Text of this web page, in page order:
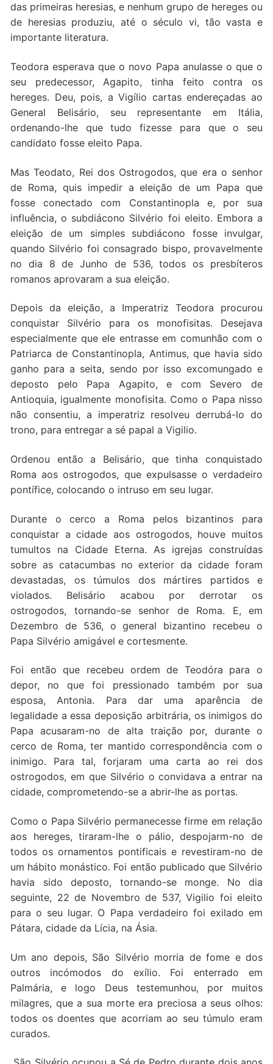
das primeiras heresias, e nenhum grupo de hereges ou
de heresias produziu, até o século vi, tão vasta e
importante literatura.
Teodora esperava que o novo Papa anulasse o que o
seu predecessor, Agapito, tinha feito contra os
hereges. Deu, pois, a Vigílio cartas endereçadas ao
General Belisário, seu representante em Itália,
ordenando-lhe que tudo fizesse para que o seu
candidato fosse eleito Papa.
Mas Teodato, Rei dos Ostrogodos, que era o senhor
de Roma, quis impedir a eleição de um Papa que
fosse conectado com Constantinopla e, por sua
influência, o subdiácono Silvério foi eleito. Embora a
eleição de um simples subdiácono fosse invulgar,
quando Silvério foi consagrado bispo, provavelmente
no dia 8 de Junho de 536, todos os presbíteros
romanos aprovaram a sua eleição.
Depois da eleição, a Imperatriz Teodora procurou
conquistar Silvério para os monofisitas. Desejava
especialmente que ele entrasse em comunhão com o
Patriarca de Constantinopla, Antimus, que havia sido
ganho para a seita, sendo por isso excomungado e
deposto pelo Papa Agapito, e com Severo de
Antioquia, igualmente monofisita. Como o Papa nisso
não consentiu, a imperatriz resolveu derrubá-lo do
trono, para entregar a sé papal a Vigilio.
Ordenou então a Belisário, que tinha conquistado
Roma aos ostrogodos, que expulsasse o verdadeiro
pontífice, colocando o intruso em seu lugar.
Durante o cerco a Roma pelos bizantinos para
conquistar a cidade aos ostrogodos, houve muitos
tumultos na Cidade Eterna. As igrejas construídas
sobre as catacumbas no exterior da cidade foram
devastadas, os túmulos dos mártires partidos e
violados. Belisário acabou por derrotar os
ostrogodos, tornando-se senhor de Roma. E, em
Dezembro de 536, o general bizantino recebeu o
Papa Silvério amigável e cortesmente.
Foi então que recebeu ordem de Teodóra para o
depor, no que foi pressionado também por sua
esposa, Antonia. Para dar uma aparência de
legalidade a essa deposição arbitrária, os inimigos do
Papa acusaram-no de alta traição por, durante o
cerco de Roma, ter mantido correspondência com o
inimigo. Para tal, forjaram uma carta ao rei dos
ostrogodos, em que Silvério o convidava a entrar na
cidade, comprometendo-se a abrir-lhe as portas.
Como o Papa Silvério permanecesse firme em relação
aos hereges, tiraram-lhe o pálio, despojarm-no de
todos os ornamentos pontificais e revestiram-no de
um hábito monástico. Foi então publicado que Silvério
havia sido deposto, tornando-se monge. No dia
seguinte, 22 de Novembro de 537, Vigilio foi eleito
para o seu lugar. O Papa verdadeiro foi exilado em
Pátara, cidade da Lícia, na Ásia.
Um ano depois, São Silvério morria de fome e dos
outros incómodos do exílio. Foi enterrado em
Palmária, e logo Deus testemunhou, por muitos
milagres, que a sua morte era preciosa a seus olhos:
todos os doentes que acorriam ao seu túmulo eram
curados.